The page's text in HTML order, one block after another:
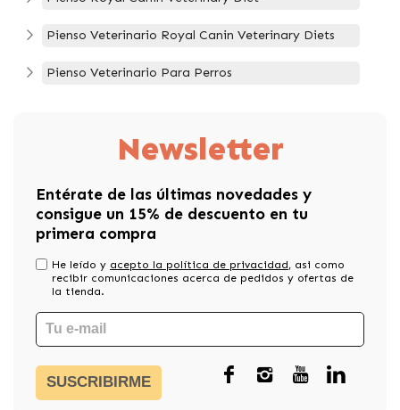
Pienso Veterinario Royal Canin Veterinary Diets
Pienso Veterinario Para Perros
Newsletter
Entérate de las últimas novedades y
consigue un 15% de descuento en tu
primera compra
He leído y acepto la política de privacidad, asi como
recibir comunicaciones acerca de pedidos y ofertas de
la tienda.
SUSCRIBIRME